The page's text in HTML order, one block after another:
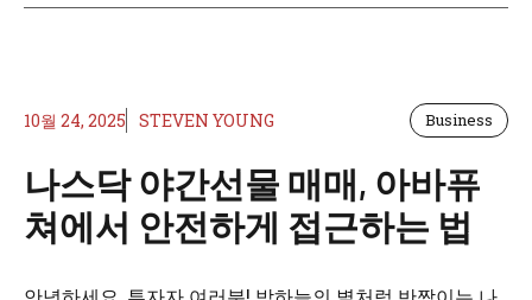
10월 24, 2025 STEVEN YOUNG Business
나스닥 야간선물 매매, 아바퓨
쳐에서 안전하게 접근하는 법